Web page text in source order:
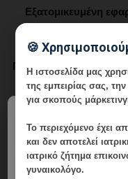
Εξατομικευμένη
Γυναικολογία -
Αντιμετώπιση
Υποβοηθούμενη
Γυναικολογική
και Ιατρική Διατροφή
Γυναικολογία -
"Λητώ" - Μέλος της
🍪
Η ιστοσελίδα μας
της εμπειρίας σας,
για σκοπούς
Το περιεχόμενο έχει
και δεν αποτελεί
ιατρικό ζήτημα
γυναικολόγο.